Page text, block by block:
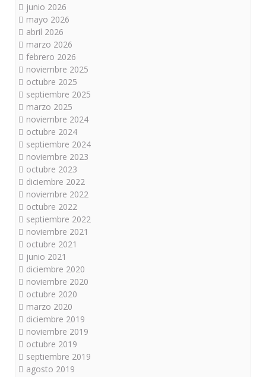
junio 2026
mayo 2026
abril 2026
marzo 2026
febrero 2026
noviembre 2025
octubre 2025
septiembre 2025
marzo 2025
noviembre 2024
octubre 2024
septiembre 2024
noviembre 2023
octubre 2023
diciembre 2022
noviembre 2022
octubre 2022
septiembre 2022
noviembre 2021
octubre 2021
junio 2021
diciembre 2020
noviembre 2020
octubre 2020
marzo 2020
diciembre 2019
noviembre 2019
octubre 2019
septiembre 2019
agosto 2019